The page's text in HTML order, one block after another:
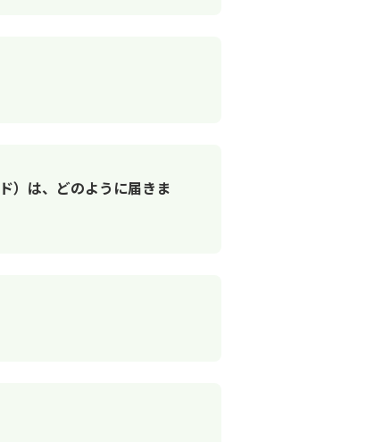
）は、どのように届きま